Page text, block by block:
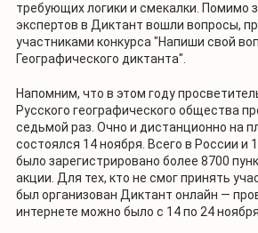
требующих логики и смекалки. Помимо
экспертов в Диктант вошли вопросы,
участниками конкурса "Напиши свой
Географического диктанта".
Напомним, что в этом году
Русского географического общества
седьмой раз. Очно и дистанционно на
состоялся 14 ноября. Всего в России и
было зарегистрировано более 8700
акции. Для тех, кто не смог принять
был организован Диктант онлайн —
интернете можно было с 14 по 24